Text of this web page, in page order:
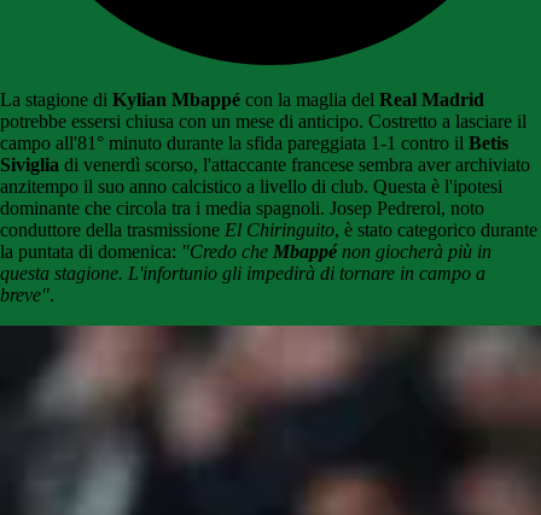
La stagione di Kylian Mbappé con la maglia del Real Madrid
potrebbe essersi chiusa con un mese di anticipo. Costretto a lasciare il
campo all'81° minuto durante la sfida pareggiata 1-1 contro il Betis
Siviglia di venerdì scorso, l'attaccante francese sembra aver archiviato
anzitempo il suo anno calcistico a livello di club. Questa è l'ipotesi
dominante che circola tra i media spagnoli. Josep Pedrerol, noto
conduttore della trasmissione El Chiringuito, è stato categorico durante
la puntata di domenica: "Credo che Mbappénon giocherà più in
questa stagione. L'infortunio gli impedirà di tornare in campo a
breve".